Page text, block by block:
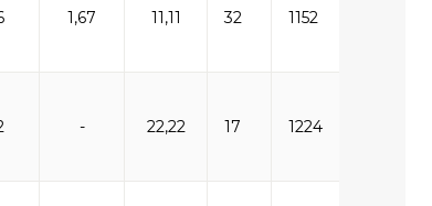
1,67 11,11 32 1152
- 22,22 17 1224